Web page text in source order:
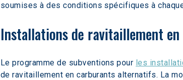
soumises à des conditions spécifiques à
Installations de ravitaillement
Le programme de subventions pour les
de ravitaillement en carburants alternatifs. La